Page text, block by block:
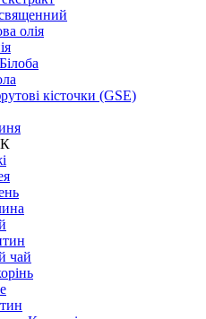
олія
кісточки (GSE)
чай